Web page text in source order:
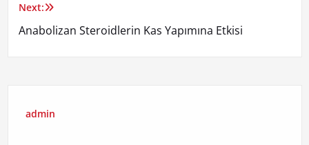
Next:
Anabolizan Steroidlerin Kas Yapımına Etkisi
admin